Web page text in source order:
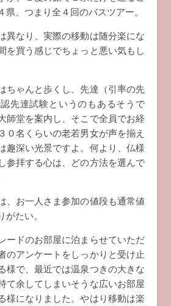
県、つまり全４回のバスツアー。
異なり、実際の移動は随分楽にな
を買う感じでちょっと悪い気もし
ちゃんと歩くし、先達（引率の先
先達試験というのもあるそうで
師堂を案内し、そこで全員でお経
０名くらいの老若男女が声を揃え
趣深い光景ですよ。何より、仏様
参拝する心は、どの方法を選んで
、お一人さま参加の値段も通常値
たい。
ードのお部屋に泊まらせていただ
のアンケートをしっかりと受け止
様で、最近では温泉つきの大きな
て余してしまいそうな広いお部屋
様になりました。やはり移動は楽